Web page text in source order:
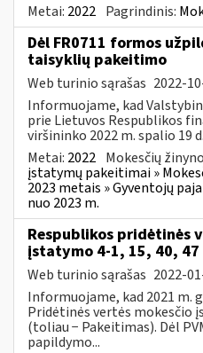
Metai: 2022 Pagrindinis:
Dėl FR0711 formos
taisyklių pakeitimo
Web turinio sąrašas 2022-
Informuojame, kad
prie Lietuvos Respublikos
viršininko 2022 m. spalio 19
Metai: 2022 Mokesčių
įstatymų pakeitimai »
2023 metais » Gyventojų
nuo 2023 m.
Respublikos pridėtinės
įstatymo 4-1, 15, 40,
Web turinio sąrašas 2022-
Informuojame, kad 2021 m.
Pridėtinės vertės mokesčio
(toliau − Pakeitimas). Dėl
papildymo...